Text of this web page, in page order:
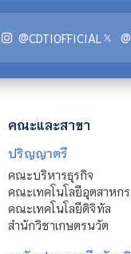
@CDTIOFFICIAL
คณะและสาขา
ปริญญาตรี
คณะบริหารธุรกิจ
คณะเทคโนโลยีอุตสาหก
คณะเทคโนโลยีดิจิทัล
สำนักวิชาเกษตรนวัต